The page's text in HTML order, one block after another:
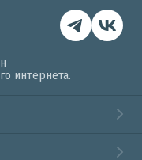
интернета.